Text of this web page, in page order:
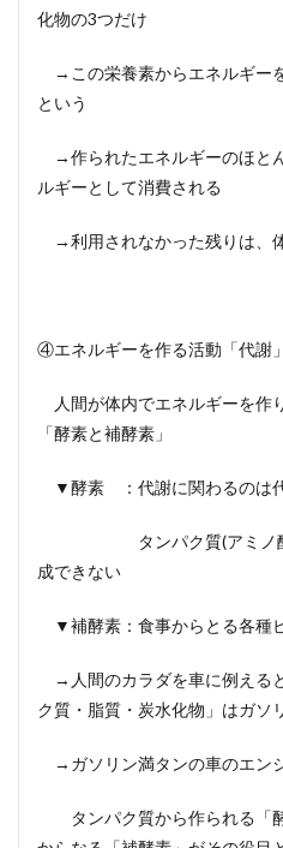
化物の3つだけ
→この栄養素からエネルギー
という
→作られたエネルギーのほと
ルギーとして消費される
→利用されなかった残りは、
④エネルギーを作る活動「代謝
人間が体内でエネルギーを作
「酵素と補酵素」
▼酵素 ：代謝に関わるのは
タンパク質(アミノ酸)か
成できない
▼補酵素：食事からとる各種
→人間のカラダを車に例える
ク質・脂質・炭水化物」はガソ
→ガソリン満タンの車のエン
タンパク質から作られる「